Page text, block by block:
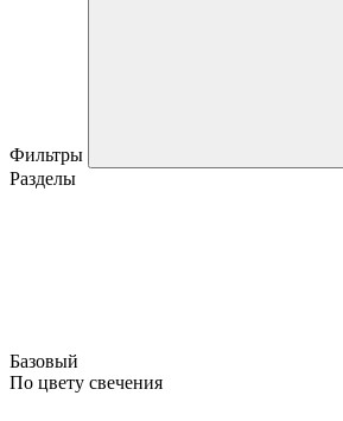
Фильтры
Разделы
Базовый
По цвету свечения